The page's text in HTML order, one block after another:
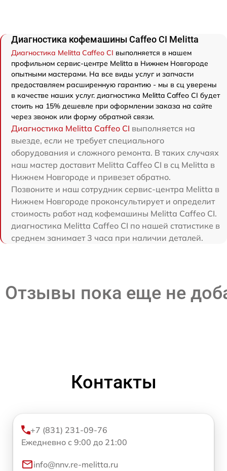
Диагностика кофемашины Caffeo CI Melitta
Диагностика Melitta Caffeo CI выполняется в нашем
профильном сервис-центре Melitta в Нижнем Новгороде
опытными мастерами. На все виды услуг и запчасти
предоставляем расширенную гарантию - мы в сц уверены
в качестве наших услуг. диагностика Melitta Caffeo CI будет
стоить на 15% дешевле при оформлении заказа на сайте
через звонок или форму обратной связи.
Диагностика Melitta Caffeo CI выполняется на
выезде, если не требует специального
оборудования и сложного ремонта. В таких случаях
наш мастер доставит Melitta Caffeo CI в сц Melitta в
Нижнем Новгороде и привезет обратно.
Позвоните и наш сотрудник сервис-центра Melitta в
Нижнем Новгороде проконсультирует и определит
стоимость работ над кофемашины Melitta Caffeo CI.
диагностика Melitta Caffeo CI по нашей статистике в
среднем занимает 3 часа при наличии деталей.
Отзывы пока еще не
Контакты
+7 (831) 231-09-76
Ежедневно с 9:00 до 21:00
info@nnv.re-melitta.ru